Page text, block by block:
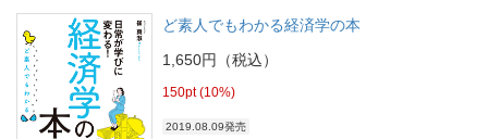
ど素人でもわかる経済学の本
1,650円（税込）
150pt (10%)
2019.08.09発売